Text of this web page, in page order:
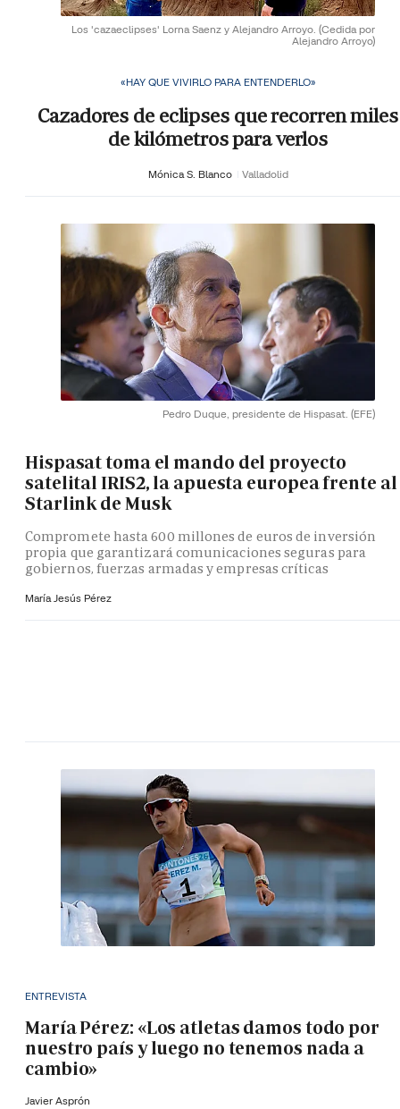
Los 'cazaeclipses' Lorna Saenz y Alejandro Arroyo. (Cedida por
Alejandro Arroyo)
«HAY QUE VIVIRLO PARA ENTENDERLO»
Cazadores de eclipses que recorren miles
de kilómetros para verlos
Mónica S. Blanco Valladolid
Pedro Duque, presidente de Hispasat. (EFE)
Hispasat toma el mando del proyecto
satelital IRIS2, la apuesta europea frente al
Starlink de Musk
Compromete hasta 600 millones de euros de inversión
propia que garantizará comunicaciones seguras para
gobiernos, fuerzas armadas y empresas críticas
María Jesús Pérez
ENTREVISTA
María Pérez: «Los atletas damos todo por
nuestro país y luego no tenemos nada a
cambio»
Javier Asprón